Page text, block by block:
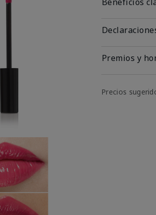
Premios y
Precios